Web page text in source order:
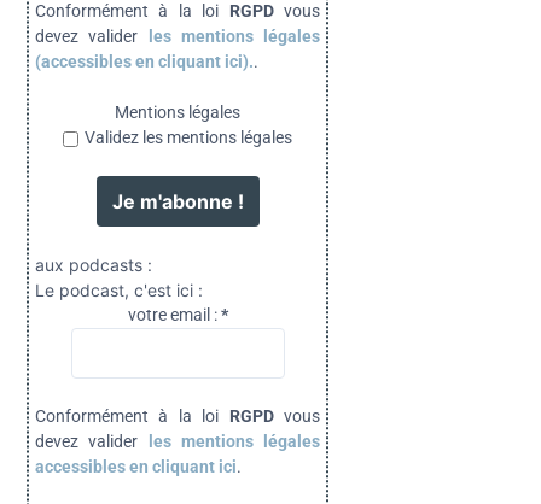
Conformément à la loi RGPDvous
devez valider
les mentions légales
(accessibles en cliquant ici)..
Mentions légales
Validez les mentions légales
aux podcasts :
Le podcast, c'est ici :
votre email :*
Conformément à la loi RGPDvous
devez valider
les mentions légales
accessibles en cliquant ici.